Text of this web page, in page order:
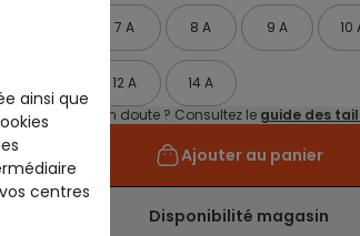
7 A 8 A 9 A 10
12 A
14 A
Un doute ? Consultez le guide des
Ajouter au panier
Disponibilité magasin
ainsi que
centres